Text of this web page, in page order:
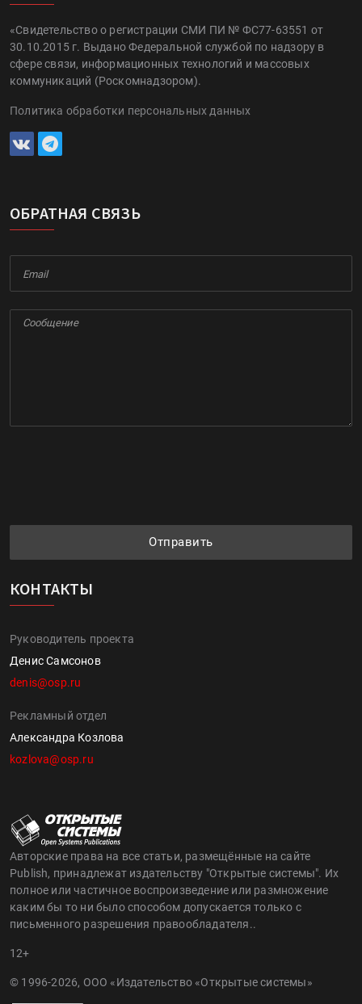
«Свидетельство о регистрации СМИ ПИ № ФС77-63551 от
30.10.2015 г. Выдано Федеральной службой по надзору в
сфере связи, информационных технологий и массовых
коммуникаций (Роскомнадзором).
Политика обработки персональных данных
ОБРАТНАЯ СВЯЗЬ
Отправить
КОНТАКТЫ
Руководитель проекта
Денис Самсонов
denis@osp.ru
Рекламный отдел
Александра Козлова
kozlova@osp.ru
Авторские права на все статьи, размещённые на сайте
Publish, принадлежат издательству "Открытые системы". Их
полное или частичное воспроизведение или размножение
каким бы то ни было способом допускается только с
письменного разрешения правообладателя..
12+
© 1996-2026, ООО «Издательство «Открытые системы»